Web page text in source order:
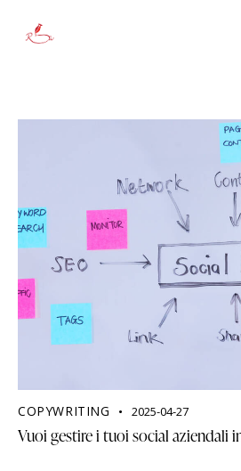
COPYWRITING 2025-04-27
Vuoi gestire i tuoi social aziendali